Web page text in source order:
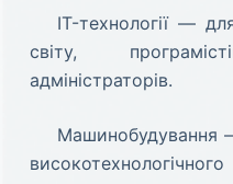
IT-технології —
світу,
адміністраторів.
Машинобудування